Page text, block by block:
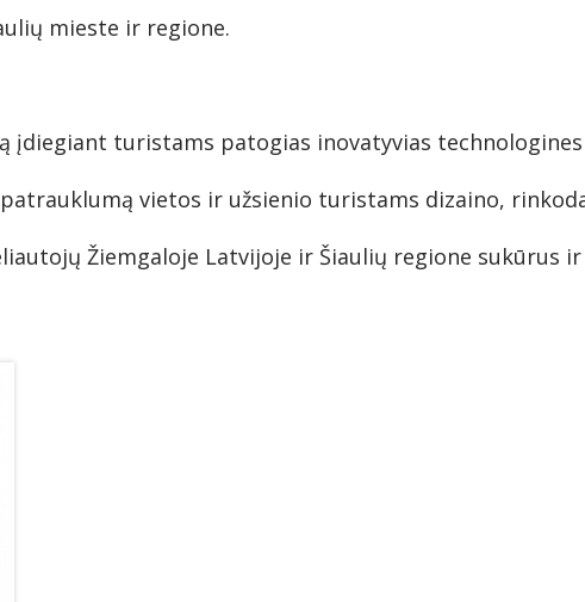
mieste ir regione.
įdiegiant turistams patogias inovatyvias
vietos ir užsienio turistams dizaino,
Žiemgaloje Latvijoje ir Šiaulių regione sukūrus